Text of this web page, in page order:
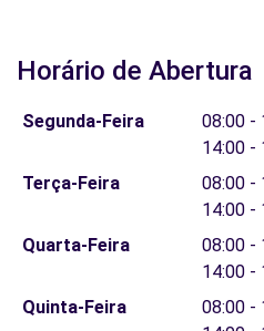
Horário de Abertura
Segunda-Feira
08:00 -
14:00 -
Terça-Feira
08:00 -
14:00 -
Quarta-Feira
08:00 -
14:00 -
Quinta-Feira
08:00 -